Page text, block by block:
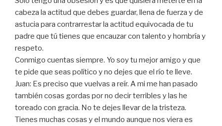
cabeza la actitud que debes guardar, llena de fuerza y de
astucia para contrarrestar la actitud equivocada de tu
padre que tú tienes que encauzar con talento y hombría y
respeto.
Conmigo cuentas siempre. Yo soy tu mejor amigo y que
te pide que seas político y no dejes que el río te lleve.
Juan: Es preciso que vuelvas a reír. A mi me han pasado
también cosas gordas por no decir terribles y las he
toreado con gracia. No te dejes llevar de la tristeza.
Tienes muchas cosas y el mundo aunque nos viera es